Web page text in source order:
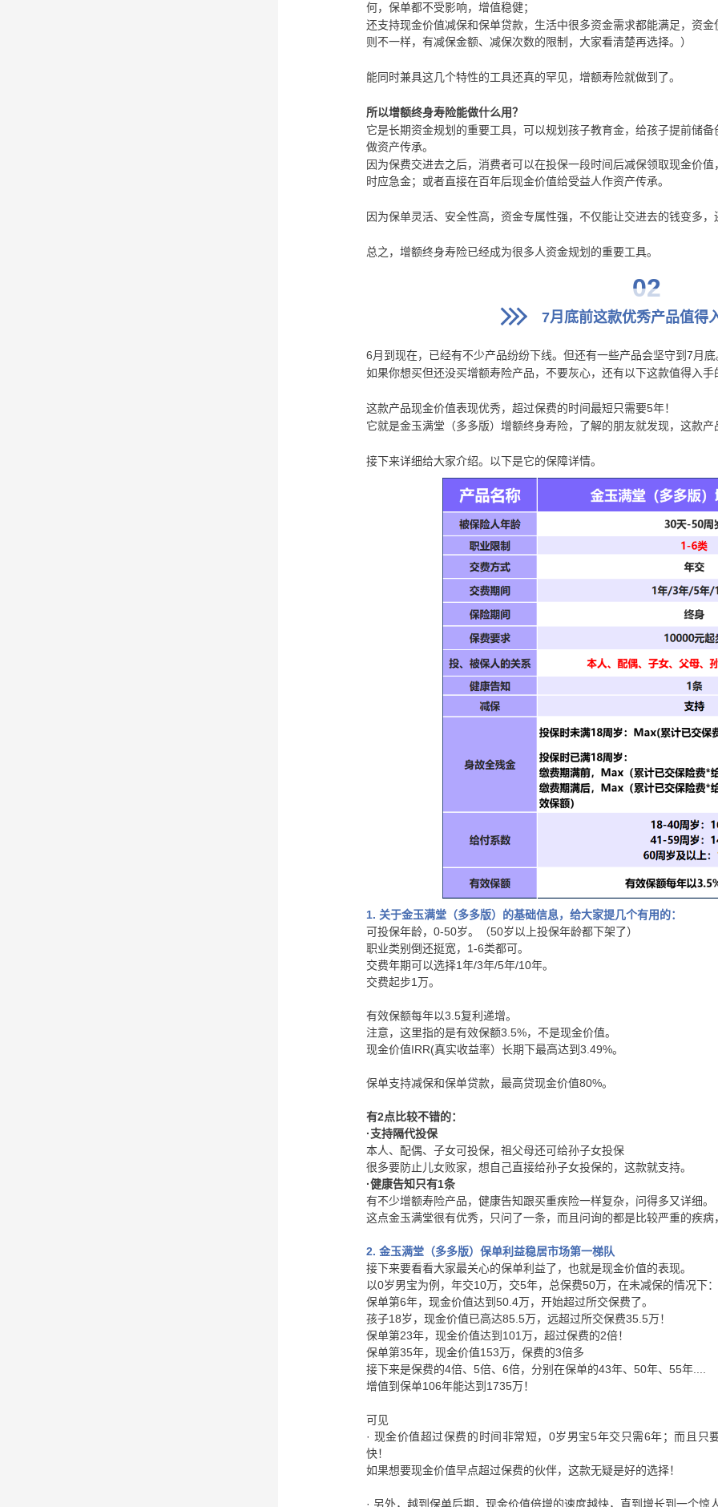
何，保单都不受影响，增值稳健；
还支持现金价值减保和保单贷款，生活中很多资金需求都能满足，资
则不一样，有减保金额、减保次数的限制，大家看清楚再选择。）
能同时兼具这几个特性的工具还真的罕见，增额寿险就做到了。
所以增额终身寿险能做什么用？
它是长期资金规划的重要工具，可以规划孩子教育金，给孩子提前储
做资产传承。
因为保费交进去之后，消费者可以在投保一段时间后减保领取现金价
时应急金；或者直接在百年后现金价值给受益人作资产传承。
因为保单灵活、安全性高，资金专属性强，不仅能让交进去的钱变多
总之，增额终身寿险已经成为很多人资金规划的重要工具。
02
7月底前这款优秀产品值得
6月到现在，已经有不少产品纷纷下线。但还有一些产品会坚守到7月底
如果你想买但还没买增额寿险产品，不要灰心，还有以下这款值得入手
这款产品现金价值表现优秀，超过保费的时间最短只需要5年！
它就是金玉满堂（多多版）增额终身寿险，了解的朋友就发现，这款
接下来详细给大家介绍。以下是它的保障详情。
1. 关于金玉满堂（多多版）的基础信息，给大家提几个有用的：
可投保年龄，0-50岁。（50岁以上投保年龄都下架了）
职业类别倒还挺宽，1-6类都可。
交费年期可以选择1年/3年/5年/10年。
交费起步1万。
有效保额每年以3.5复利递增。
注意，这里指的是有效保额3.5%，不是现金价值。
现金价值IRR(真实收益率）长期下最高达到3.49%。
保单支持减保和保单贷款，最高贷现金价值80%。
有2点比较不错的：
·支持隔代投保
本人、配偶、子女可投保，祖父母还可给孙子女投保
很多要防止儿女败家，想自己直接给孙子女投保的，这款就支持。
·健康告知只有1条
有不少增额寿险产品，健康告知跟买重疾险一样复杂，问得多又详细。
这点金玉满堂很有优秀，只问了一条，而且问询的都是比较严重的疾
2. 金玉满堂（多多版）保单利益稳居市场第一梯队
接下来要看看大家最关心的保单利益了，也就是现金价值的表现。
以0岁男宝为例，年交10万，交5年，总保费50万，在未减保的情况下：
保单第6年，现金价值达到50.4万，开始超过所交保费了。
孩子18岁，现金价值已高达85.5万，远超过所交保费35.5万！
保单第23年，现金价值达到101万，超过保费的2倍！
保单第35年，现金价值153万，保费的3倍多
接下来是保费的4倍、5倍、6倍，分别在保单的43年、50年、55年....
增值到保单106年能达到1735万！
可见
· 现金价值超过保费的时间非常短，0岁男宝5年交只需6年；而且只
快！
如果想要现金价值早点超过保费的伙伴，这款无疑是好的选择！
· 另外，越到保单后期，现金价值倍增的速度越快，直到增长到一个惊